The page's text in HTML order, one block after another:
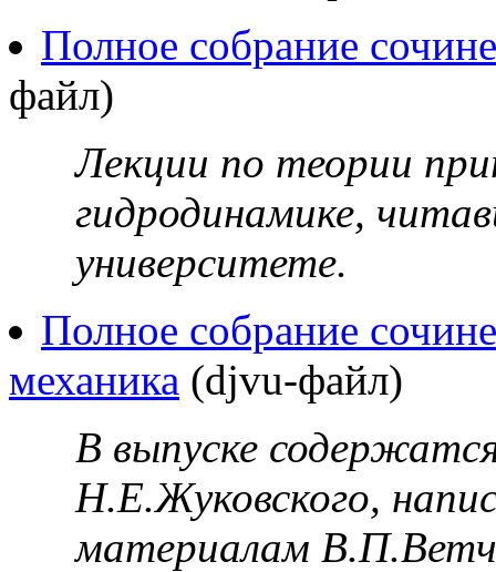
Полное собрание
файл)
Лекции по теории
гидродинамике,
университете.
Полное собрание
механика (djvu-файл)
В выпуске
Н.Е.Жуковского,
материалам